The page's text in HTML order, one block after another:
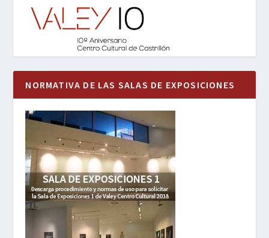
NORMATIVA DE LAS SALAS DE EXPOSICIONES